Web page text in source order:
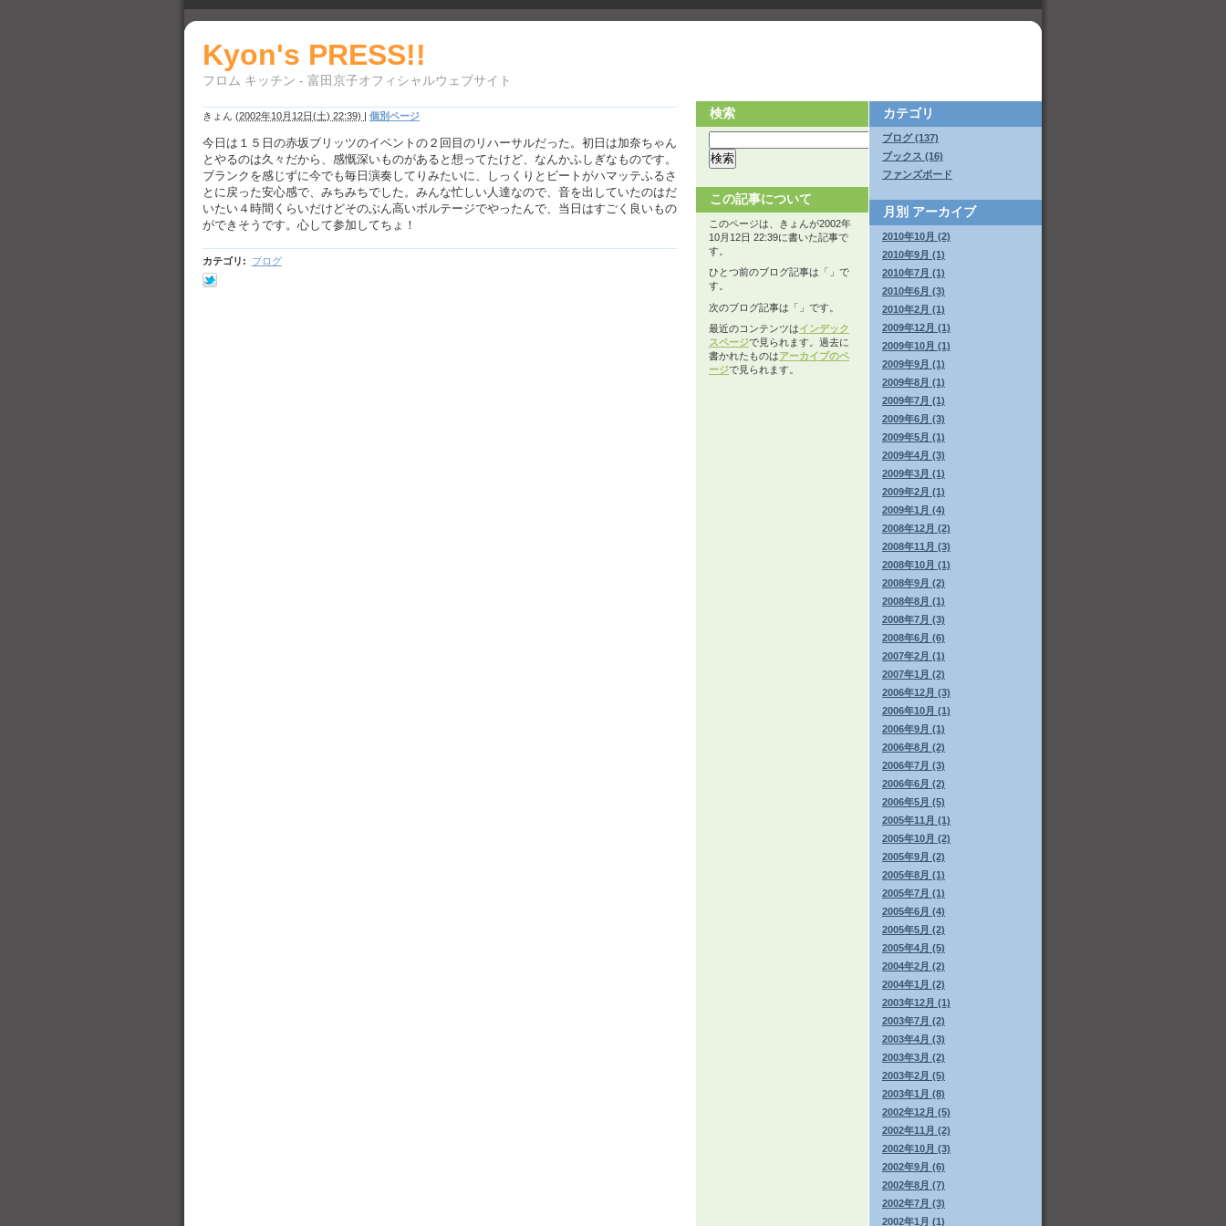
Kyon's PRESS!!
フロム キッチン - 富田京子オフィシャルウェブサイト
きょん (2002年10月12日(土) 22:39) | 個別ページ
今日は１５日の赤坂ブリッツのイベントの２回目のリハーサルだった。初日は加奈ちゃん
とやるのは久々だから、感慨深いものがあると想ってたけど、なんかふしぎなものです。
ブランクを感じずに今でも毎日演奏してりみたいに、しっくりとビートがハマッテふるさ
とに戻った安心感で、みちみちでした。みんな忙しい人達なので、音を出していたのはだ
いたい４時間くらいだけどそのぶん高いボルテージでやったんで、当日はすごく良いもの
ができそうです。心して参加してちょ！
カテゴリ : ブログ
カテゴリ
ブログ (137)
ブックス (16)
ファンズボード
月別 アーカイブ
2010年10月 (2)
2010年9月 (1)
2010年7月 (1)
2010年6月 (3)
2010年2月 (1)
2009年12月 (1)
2009年10月 (1)
2009年9月 (1)
2009年8月 (1)
2009年7月 (1)
2009年6月 (3)
2009年5月 (1)
2009年4月 (3)
2009年3月 (1)
2009年2月 (1)
2009年1月 (4)
2008年12月 (2)
2008年11月 (3)
2008年10月 (1)
2008年9月 (2)
2008年8月 (1)
2008年7月 (3)
2008年6月 (6)
2007年2月 (1)
2007年1月 (2)
2006年12月 (3)
2006年10月 (1)
2006年9月 (1)
2006年8月 (2)
2006年7月 (3)
2006年6月 (2)
2006年5月 (5)
2005年11月 (1)
2005年10月 (2)
2005年9月 (2)
2005年8月 (1)
2005年7月 (1)
2005年6月 (4)
2005年5月 (2)
2005年4月 (5)
2004年2月 (2)
2004年1月 (2)
2003年12月 (1)
2003年7月 (2)
2003年4月 (3)
2003年3月 (2)
2003年2月 (5)
2003年1月 (8)
2002年12月 (5)
2002年11月 (2)
2002年10月 (3)
2002年9月 (6)
2002年8月 (7)
2002年7月 (3)
2002年1月 (1)
検索
この記事について
このページは、きょんが2002年
10月12日 22:39に書いた記事で
す。
ひとつ前のブログ記事は「
」で
す。
次のブログ記事は「 」です。
最近のコンテンツはインデック
スページで見られます。過去に
書かれたものはアーカイブのペ
ージで見られます。